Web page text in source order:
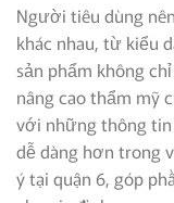
Người tiêu dùng
khác nhau, từ kiểu
sản phẩm không
nâng cao thẩm mỹ
với những thông tin
dễ dàng hơn trong
ý tại quận 6, góp